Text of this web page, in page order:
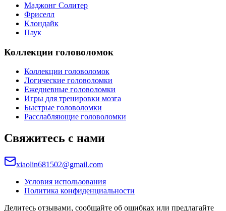
Маджонг Солитер
Фриселл
Клондайк
Паук
Коллекции головоломок
Коллекции головоломок
Логические головоломки
Ежедневные головоломки
Игры для тренировки мозга
Быстрые головоломки
Расслабляющие головоломки
Свяжитесь с нами
xiaolin681502@gmail.com
Условия использования
Политика конфиденциальности
Делитесь отзывами, сообщайте об ошибках или предлагайте